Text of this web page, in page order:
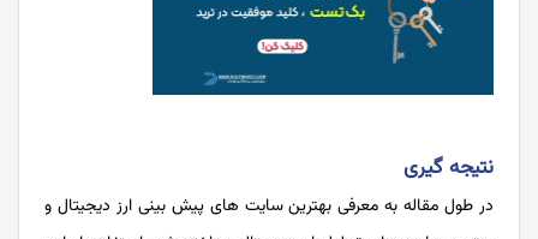
نتیجه گیری
در طول مقاله به معرفی بهترین سایت های پیش بینی ارز دیجیتال و